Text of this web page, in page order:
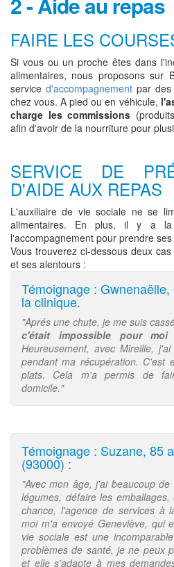
FAIRE LES
Si vous ou un proche êtes dans
alimentaires, nous proposons sur
service d'accompagnementpar des
chez vous. A pied ou en véhicule,
charge les commissions
afin d'avoir de la nourriture pour
SERVICE DE
D'AIDE AUX REPAS
L'auxiliaire de vie sociale ne se
alimentaires. En plus, il y a
l'accompagnement pour prendre
Vous trouverez ci-dessous deux
et ses alentours :
Témoignage :
la clinique.
"Aprés une chute, je me suis
c'était impossible pour moi
Heureusement, avec Mireille,
pendant ma récupération. C'est
plats. Cela m'a permis de
domicile."
Témoignage : Suzane, 85
(93000) :
"Avec mon âge, j'ai beaucoup
légumes, défaire les
chance, l'agence de services à
moi m'a envoyé Geneviève, qui
vie sociale est une
problèmes de santé, je ne peux
et elle s'adapte à mes